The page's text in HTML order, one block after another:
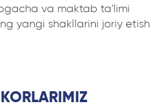
va maktab ta'limi
yangi shakllarini joriy etish